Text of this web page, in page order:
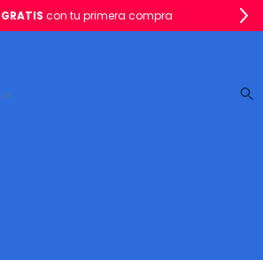
GRATIS con tu primera compra